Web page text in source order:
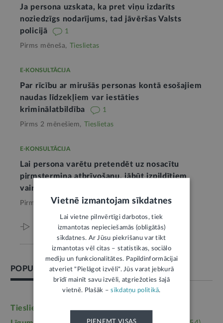
Ja persona uzskata, ka pret viņu izdarīts
noziedzīgs nodarījums, tad jāvēršas Valsts
policijā
1
Pirms mēneša, Tieslietas
E-KONSULTĀCIJA
Par rīcību ar mirušās personas kontā esošajiem
naudas līdzekļiem var iestāties
kriminālatbildība
1
Pirms 2 mēnešiem, Tieslietas
E-KONSULTĀCIJA
Lai persona varētu pretendēt uz nosacītu
pirmstermiņa atbrīvošanu, jābūt izpildītiem
vairākiem kritērijiem
Pirms 2 mēnešiem, Tieslietas
Viss par šo tēmu
POPULĀRĀKĀS TĒMAS
Tieslietas
Vietnē izmantojam sīkdatnes
Lai vietne pilnvērtīgi darbotos, tiek
izmantotas nepieciešamās (obligātās)
sīkdatnes. Ar Jūsu piekrišanu var tikt
izmantotas vēl citas – statistikas, sociālo
mediju un funkcionalitātes. Papildinformācijai
atveriet "Pielāgot izvēli". Jūs varat jebkurā
brīdī mainīt savu izvēli, atgriežoties šajā
vietnē. Plašāk –sīkdatņu politikā.
PIEŅEMT VISAS